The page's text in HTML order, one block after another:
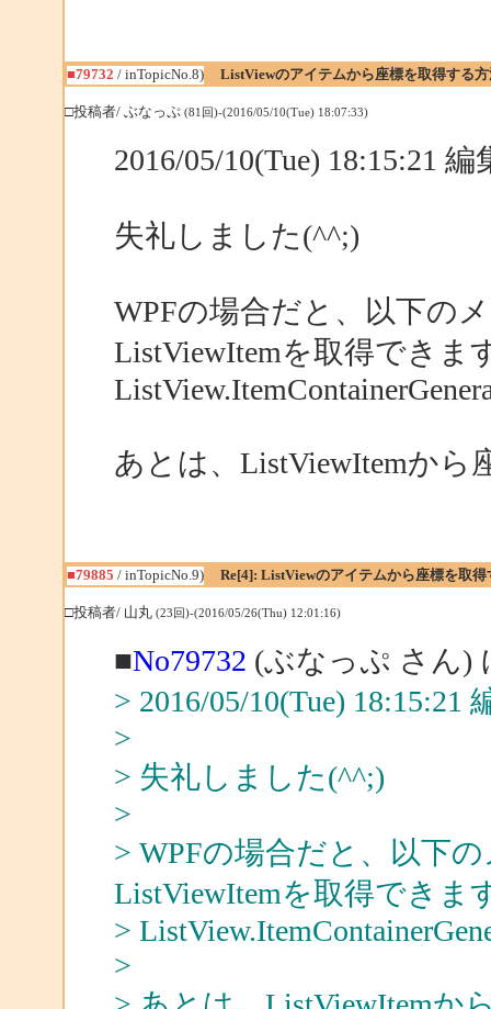
■79732 / inTopicNo.8) ListViewのアイテムから座標を取得する
□投稿者/ ぶなっぷ (81回)-(2016/05/10(Tue) 18:07:33)
2016/05/10(Tue) 18:15:21
失礼しました(^^;)
WPFの場合だと、以下の
ListViewItemを取得できま
あとは、ListViewItemから
■79885 / inTopicNo.9) Re[4]: ListViewのアイテムから座標を取得
□投稿者/ 山丸 (23回)-(2016/05/26(Thu) 12:01:16)
■No79732 (ぶなっぷ さん)
> 2016/05/10(Tue) 18:15:21
>
> 失礼しました(^^;)
>
> WPFの場合だと、以下
ListViewItemを取得できま
>
>